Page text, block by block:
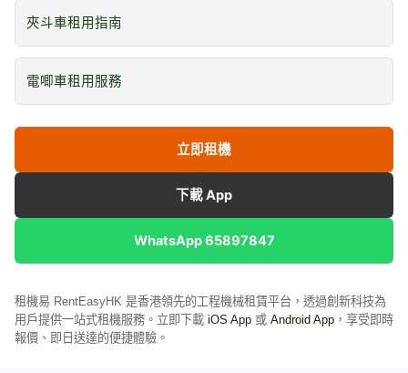
夾斗車租用指南
電唧車租用服務
立即租機
下載 App
WhatsApp 65897847
租機易 RentEasyHK 是香港領先的工程機械租賃平台，透過創新科技為
用戶提供一站式租機服務。立即下載 iOS App 或 Android App ，享受即時
報價、即日送達的便捷體驗。